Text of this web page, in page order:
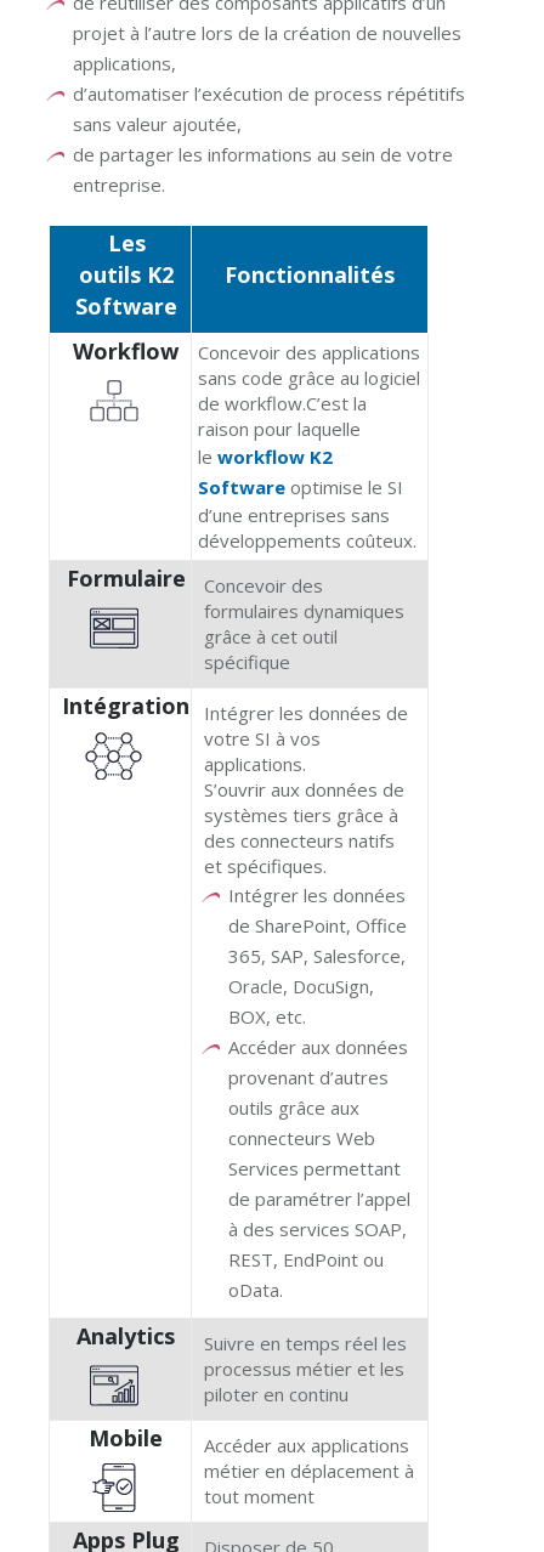
projet à l’autre lors de la création de nouvelles
applications,
d’automatiser l’exécution de process répétitifs
sans valeur ajoutée,
de partager les informations au sein de votre
entreprise.
Les
outils K2
Software
Fonctionnalités
Workflow
Concevoir des applications
sans code grâce au logiciel
de workflow.C’est la
raison pour laquelle
le workflow K2
Software optimise le SI
d’une entreprises sans
développements coûteux.
Formulaire
Concevoir des
formulaires dynamiques
grâce à cet outil
spécifique
Intégration
Intégrer les données de
votre SI à vos
applications.
S’ouvrir aux données de
systèmes tiers grâce à
des connecteurs natifs
et spécifiques.
Intégrer les données
de SharePoint, Office
365, SAP, Salesforce,
Oracle, DocuSign,
BOX, etc.
Accéder aux données
provenant d’autres
outils grâce aux
connecteurs Web
Services permettant
de paramétrer l’appel
à des services SOAP,
REST, EndPoint ou
oData.
Analytics
Suivre en temps réel les
processus métier et les
piloter en continu
Mobile
Accéder aux applications
métier en déplacement à
tout moment
Apps Plug
Disposer de 50